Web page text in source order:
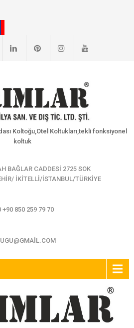
Koltoğu,Otel Koltukları,tekli fonksiyonel
koltuk
BAĞLAR CADDESİ 2725 SOK
İKİTELLİ/İSTANBUL/TÜRKİYE
+90 850 259 79 70